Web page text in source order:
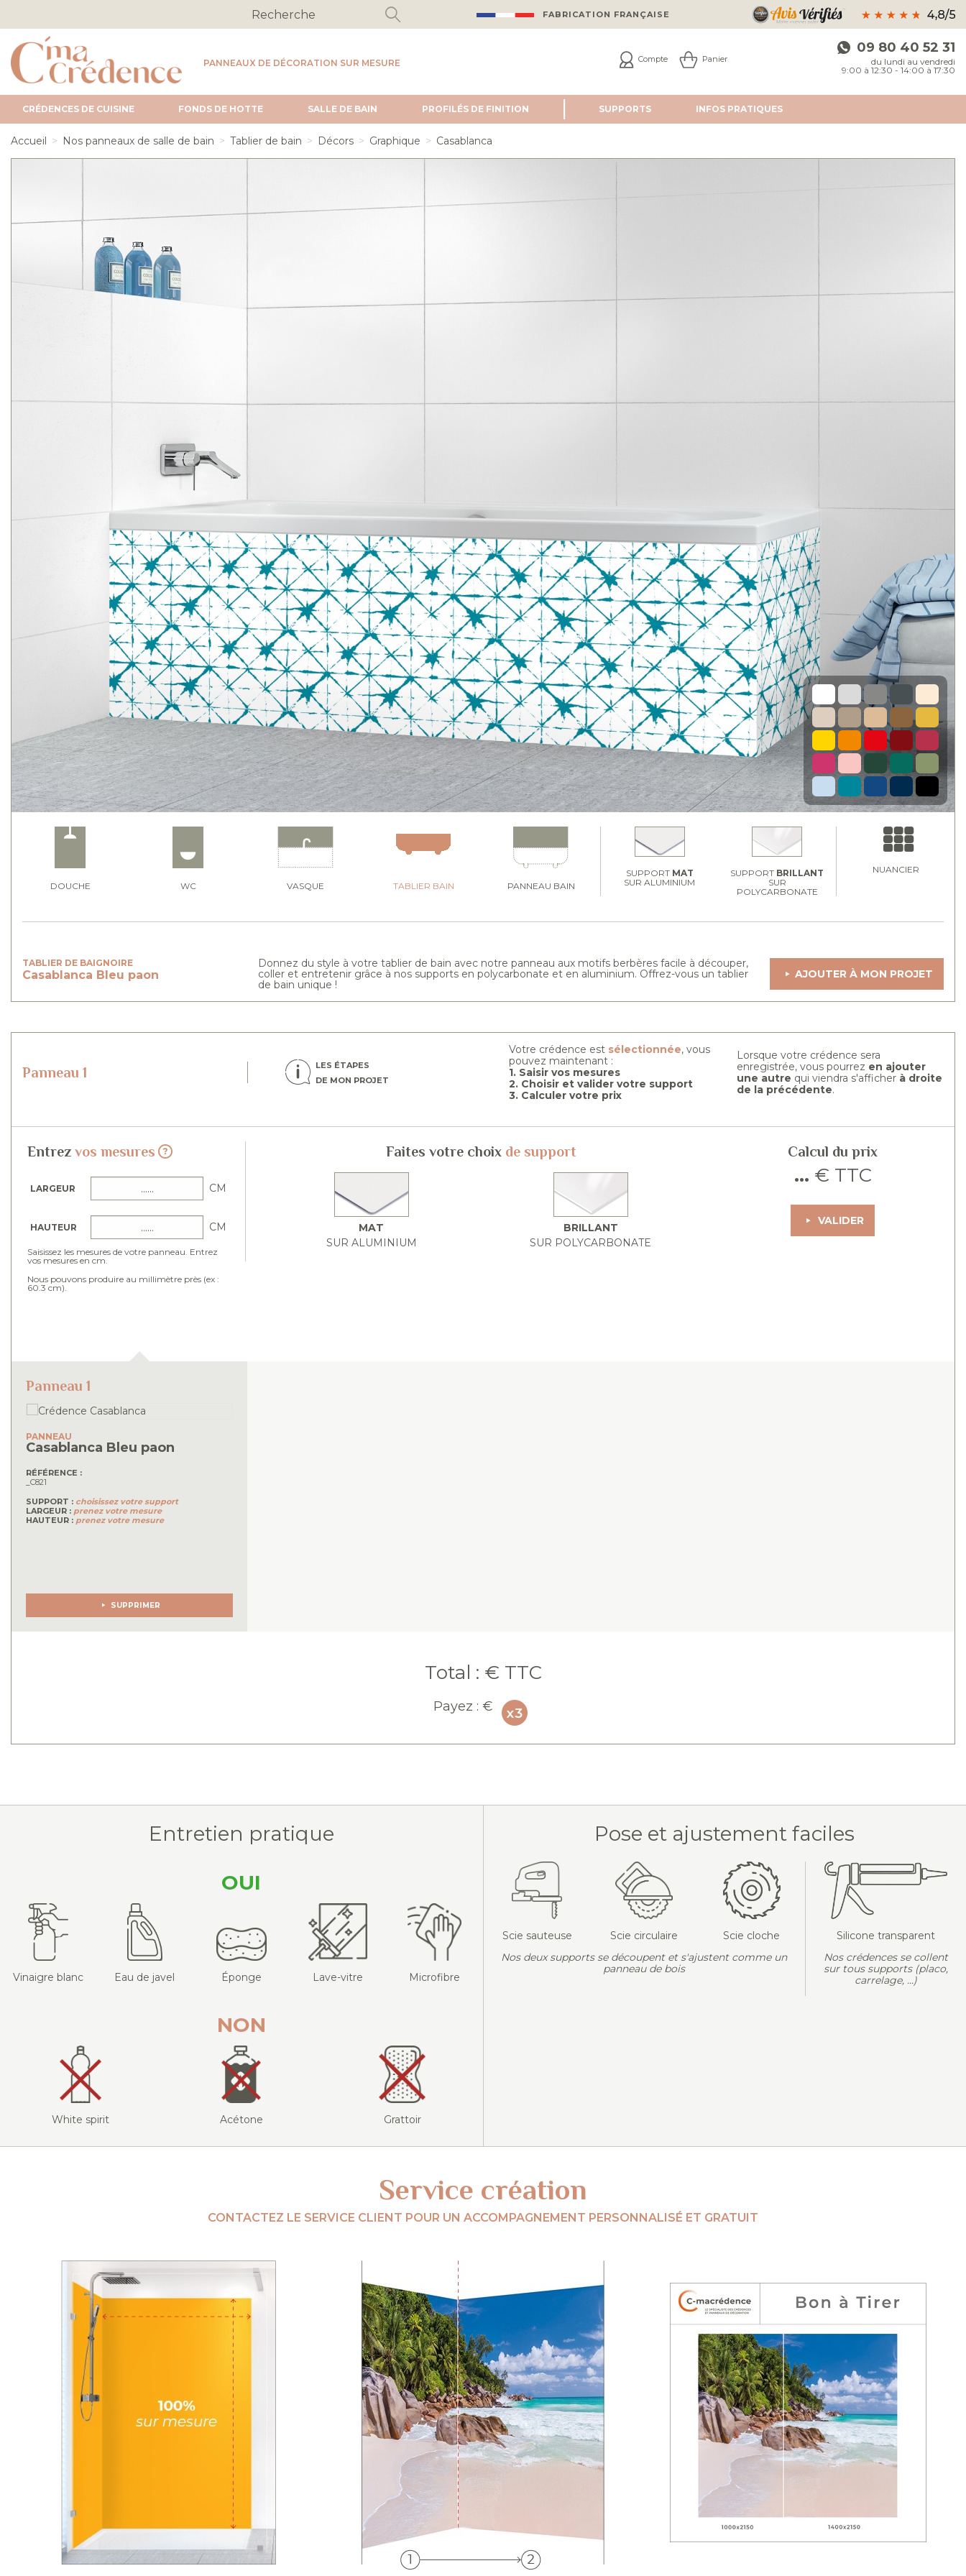
FABRICATION FRANÇAISE
PANNEAUX DE DÉCORATION SUR MESURE Compte Panier
09 80 40 52 31
du lundi au vendredi
9:00 à 12:30 - 14:00 à 17:30
CRÉDENCES DE CUISINE FONDS DE HOTTE SALLE DE BAIN PROFILÉS DE FINITION SUPPORTS INFOSPRATIQUES
Accueil Nos panneaux de salle de bain Tablier de bain Décors Graphique Casablanca
DOUCHE WC VASQUE TABLIER BAIN PANNEAU BAIN
SUPPORT MAT
SUR ALUMINIUM
SUPPORT BRILLANT
SUR
POLYCARBONATE
NUANCIER
TABLIER DE BAIGNOIRE
Casablanca Bleu paon
Donnez du style à votre tablier de bain avec notre panneau aux motifs berbères facile à découper,
coller et entretenir grâce à nos supports en polycarbonate et en aluminium. Offrez-vous un tablier
de bain unique !
AJOUTER À MON PROJET
Panneau 1
LES ÉTAPES
DE MON PROJET
Votre crédence est sélectionnée, vous
pouvez maintenant :
1. Saisir vos mesures
2. Choisir et valider votre support
3. Calculer votre prix
Lorsque votre crédence sera
enregistrée, vous pourrez en ajouter
une autre qui viendra s'afficher à droite
de la précédente.
Entrez vos mesures
LARGEUR CM
HAUTEUR CM
Saisissez les mesures de votre panneau. Entrez
vos mesures en cm.
Nous pouvons produire au millimètre près (ex :
60.3 cm).
Faites votre choix de support
MAT
SUR ALUMINIUM
BRILLANT
SUR POLYCARBONATE
Calcul du prix
... € TTC
VALIDER
Panneau 1
PANNEAU
Casablanca Bleu paon
RÉFÉRENCE :
_C821
SUPPORT : choisissez votre support
LARGEUR : prenez votre mesure
HAUTEUR : prenez votre mesure
SUPPRIMER
Total : € TTC
Payez : €
Entretien pratique
OUI
Vinaigre blanc Eau de javel Éponge Lave-vitre Microfibre
NON
White spirit Acétone Grattoir
Pose et ajustement faciles
Scie sauteuse Scie circulaire
Scie cloche
Nos deux supports se découpent et s'ajustent comme un
panneau de bois
Silicone transparent
Nos crédences se collent
sur tous supports (placo,
carrelage, ...)
Service création
CONTACTEZ LE SERVICE CLIENT POUR UN ACCOMPAGNEMENT PERSONNALISÉ ET GRATUIT